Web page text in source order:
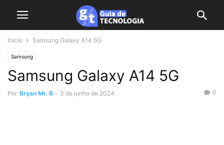
Início Samsung Galaxy A14 5G
Samsung
Samsung Galaxy A14 5G
Por Bryan Mr. B - 3 de junho de 2024 0